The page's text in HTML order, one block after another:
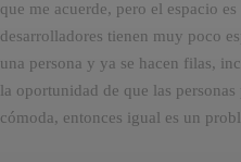
que me acuerde, pero el espacio
desarrolladores tienen muy poco
una persona y ya se hacen filas,
la oportunidad de que las
cómoda, entonces igual es un